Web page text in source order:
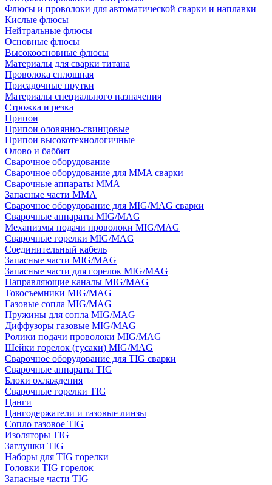
Флюсы и проволоки для автоматической сварки и наплавки
Кислые флюсы
Нейтральные флюсы
Основные флюсы
Высокоосновные флюсы
Материалы для сварки титана
Проволока сплошная
Присадочные прутки
Материалы специального назначения
Строжка и резка
Припои
Припои оловянно-свинцовые
Припои высокотехнологичные
Олово и баббит
Сварочное оборудование
Сварочное оборудование для MMA сварки
Сварочные аппараты MMA
Запасные части MMA
Сварочное оборудование для MIG/MAG сварки
Сварочные аппараты MIG/MAG
Механизмы подачи проволоки MIG/MAG
Сварочные горелки MIG/MAG
Соединительный кабель
Запасные части MIG/MAG
Запасные части для горелок MIG/MAG
Направляющие каналы MIG/MAG
Токосъемники MIG/MAG
Газовые сопла MIG/MAG
Пружины для сопла MIG/MAG
Диффузоры газовые MIG/MAG
Ролики подачи проволоки MIG/MAG
Шейки горелок (гусаки) MIG/MAG
Сварочное оборудование для TIG сварки
Сварочные аппараты TIG
Блоки охлаждения
Сварочные горелки TIG
Цанги
Цангодержатели и газовые линзы
Сопло газовое TIG
Изоляторы TIG
Заглушки TIG
Наборы для TIG горелки
Головки TIG горелок
Запасные части TIG